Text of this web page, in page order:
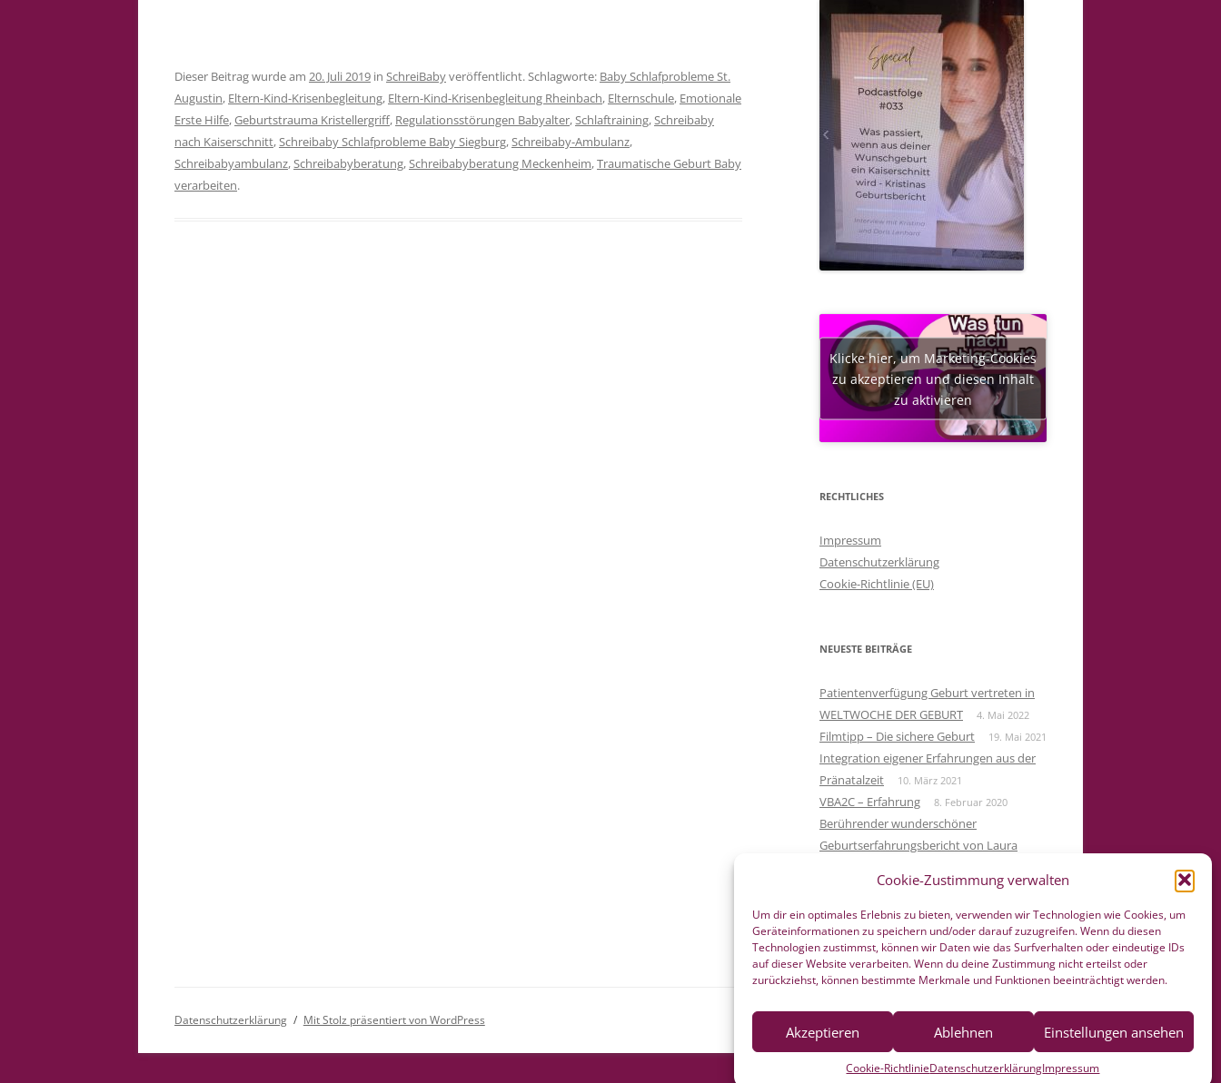
Cookie-Zustimmung verwalten
Um dir ein optimales Erlebnis zu bieten, verwenden wir Technologien wie Cookies, um
Geräteinformationen zu speichern und/oder darauf zuzugreifen. Wenn du diesen
Technologien zustimmst, können wir Daten wie das Surfverhalten oder eindeutige IDs
auf dieser Website verarbeiten. Wenn du deine Zustimmung nicht erteilst oder
zurückziehst, können bestimmte Merkmale und Funktionen beeinträchtigt werden.
Akzeptieren Ablehnen Einstellungen ansehen
Cookie-RichtlinieDatenschutzerklärungImpressum
Dieser Beitrag wurde am 20. Juli 2019 in SchreiBabyveröffentlicht. Schlagworte: Baby Schlafprobleme St.
Augustin, Eltern-Kind-Krisenbegleitung, Eltern-Kind-Krisenbegleitung Rheinbach, Elternschule, Emotionale
Erste Hilfe,Geburtstrauma Kristellergriff, Regulationsstörungen Babyalter,Schlaftraining,Schreibaby
nach Kaiserschnitt,Schreibaby Schlafprobleme Baby Siegburg,Schreibaby-Ambulanz,
Schreibabyambulanz,Schreibabyberatung,Schreibabyberatung Meckenheim,Traumatische Geburt Baby
verarbeiten.
Klicke hier, um Marketing-Cookies
zu akzeptieren und diesen Inhalt
zu aktivieren
RECHTLICHES
Impressum
Datenschutzerklärung
Cookie-Richtlinie (EU)
NEUESTE BEITRÄGE
Patientenverfügung Geburt vertreten in
WELTWOCHE DER GEBURT
4. Mai 2022
Filmtipp – Die sichere Geburt 19. Mai 2021
Integration eigener Erfahrungen aus der
Pränatalzeit
10. März 2021
VBA2C – Erfahrung 8. Februar 2020
Berührender wunderschöner
Geburtserfahrungsbericht von Laura
HÄNDE WEG vom Wochenend Crashkurs
Geburtsvorbereitung
27. August 2019
Datenschutzerklärung Mit Stolz präsentiert von WordPress